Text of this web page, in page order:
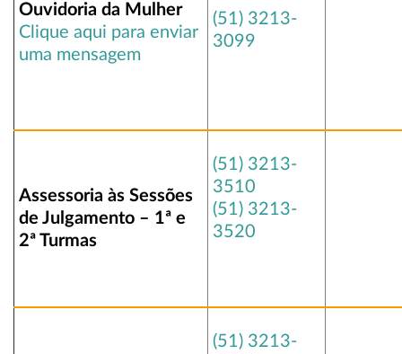
Ouvidoria da Mulher
Clique aqui para enviar
uma mensagem
(51) 3213-
3099
Assessoria às Sessões
de Julgamento – 1ª e
2ª Turmas
(51) 3213-
3510
(51) 3213-
3520
(51) 3213-